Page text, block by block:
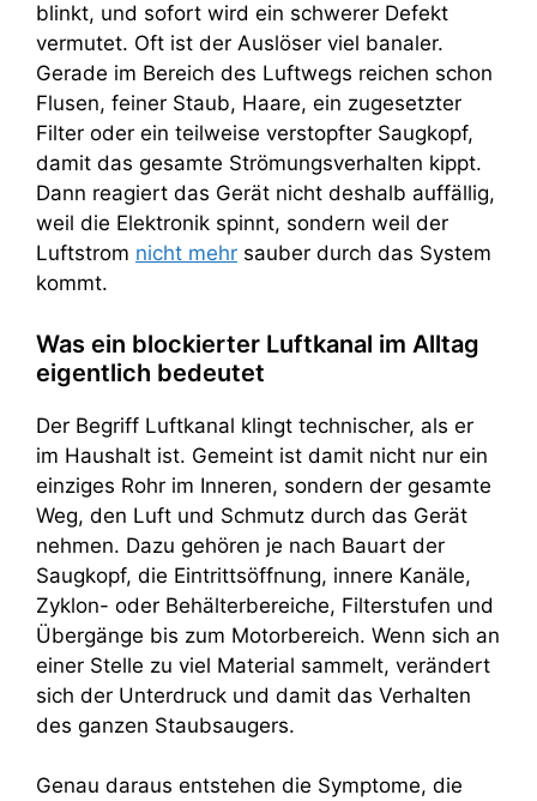
blinkt, und sofort wird ein schwerer Defekt
vermutet. Oft ist der Auslöser viel banaler.
Gerade im Bereich des Luftwegs reichen schon
Flusen, feiner Staub, Haare, ein zugesetzter
Filter oder ein teilweise verstopfter Saugkopf,
damit das gesamte Strömungsverhalten kippt.
Dann reagiert das Gerät nicht deshalb auffällig,
weil die Elektronik spinnt, sondern weil der
Luftstrom nicht mehr sauber durch das System
kommt.
Was ein blockierter Luftkanal im Alltag
eigentlich bedeutet
Der Begriff Luftkanal klingt technischer, als er
im Haushalt ist. Gemeint ist damit nicht nur ein
einziges Rohr im Inneren, sondern der gesamte
Weg, den Luft und Schmutz durch das Gerät
nehmen. Dazu gehören je nach Bauart der
Saugkopf, die Eintrittsöffnung, innere Kanäle,
Zyklon- oder Behälterbereiche, Filterstufen und
Übergänge bis zum Motorbereich. Wenn sich an
einer Stelle zu viel Material sammelt, verändert
sich der Unterdruck und damit das Verhalten
des ganzen Staubsaugers.
Genau daraus entstehen die Symptome, die